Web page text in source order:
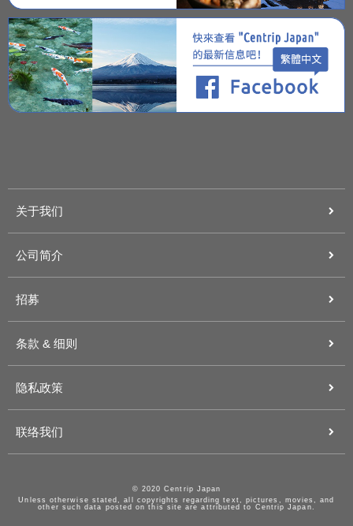
关于我们
公司简介
招募
条款 & 细则
隐私政策
联络我们
© 2020 Centrip Japan
Unless otherwise stated, all copyrights regarding text, pictures, movies, and
other such data posted on this site are attributed to Centrip Japan.